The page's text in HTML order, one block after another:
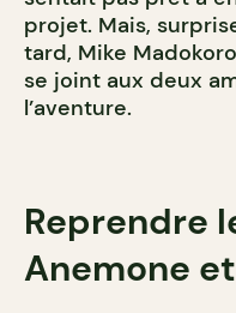
projet. Mais,
tard, Mike
se joint aux deux
l’aventure.
Reprendre
Anemone